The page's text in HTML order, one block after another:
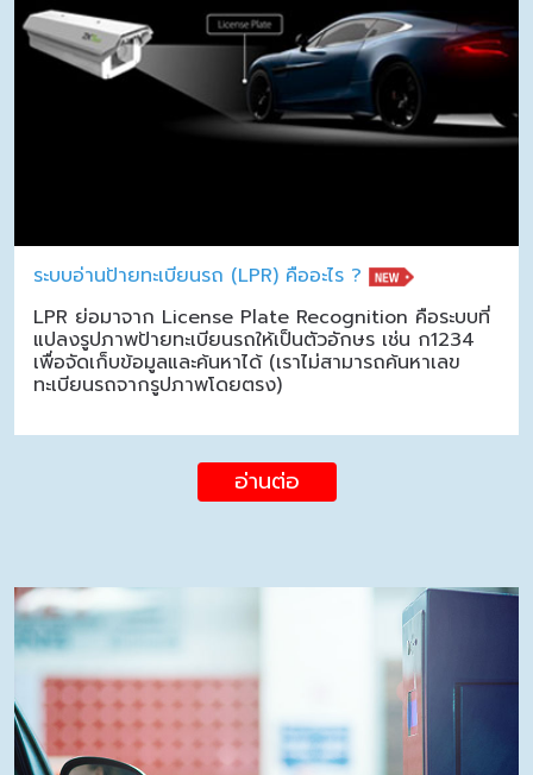
ระบบอ่านป้ายทะเบียนรถ (LPR) คืออะไร ?
LPR ย่อมาจาก License Plate Recognition คือระบบที่
แปลงรูปภาพป้ายทะเบียนรถให้เป็นตัวอักษร เช่น ก1234
เพื่อจัดเก็บข้อมูลและค้นหาได้ (เราไม่สามารถค้นหาเลข
ทะเบียนรถจากรูปภาพโดยตรง)
อ่านต่อ